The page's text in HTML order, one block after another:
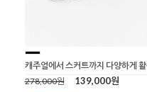
캐주얼에서 스커트까지 다양하게
278,000원
139,000원